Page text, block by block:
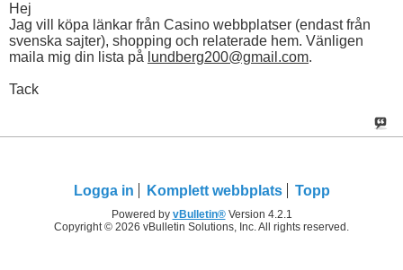
Hej
Jag vill köpa länkar från Casino webbplatser (endast från
svenska sajter), shopping och relaterade hem. Vänligen
maila mig din lista på lundberg200@gmail.com.
Tack
Logga in Komplett webbplats Topp
Powered by vBulletin®Version 4.2.1
Copyright © 2026 vBulletin Solutions, Inc. All rights reserved.